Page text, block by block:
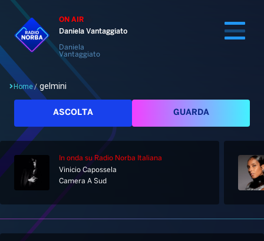
ON AIR
Daniela Vantaggiato
Daniela
Vantaggiato
Home
Palinsesto
Notizie
Home/ gelmini
ASCOLTA GUARDA
In onda su Radio Norba Italiana
Vinicio Capossela
Camera A Sud